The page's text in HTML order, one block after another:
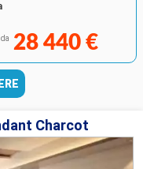
da 28 440 €
Charcot